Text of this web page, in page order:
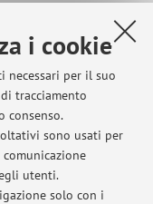
i cookie
necessari per il suo
tracciamento
consenso.
sono usati per
utenti.
solo con i
Elettrica e
Vai alla mappa